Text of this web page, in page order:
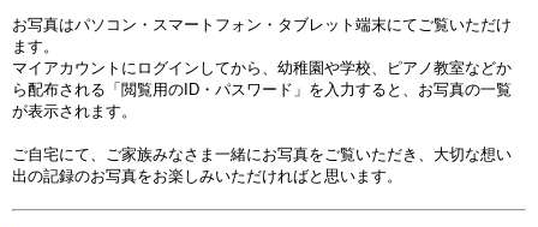
お写真はパソコン・スマートフォン・タブレット端末にてご覧いただけ
ます。
マイアカウントにログインしてから、幼稚園や学校、ピアノ教室などか
ら配布される「閲覧用のID・パスワード」を入力すると、お写真の一覧
が表示されます。
ご自宅にて、ご家族みなさま一緒にお写真をご覧いただき、大切な想い
出の記録のお写真をお楽しみいただければと思います。